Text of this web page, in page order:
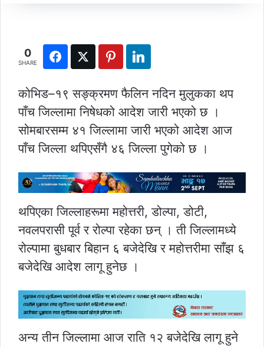
0
SHARE
कोभिड–१९ सङ्क्रमण फैलिन नदिन मुलुकका थप
पाँच जिल्लामा निषेधको आदेश जारी भएको छ ।
सोमबारसम्म ४१ जिल्लामा जारी भएको आदेश आज
पाँच जिल्ला थपिएसँगै ४६ जिल्ला पुगेको छ ।
थपिएका जिल्लाहरूमा महोत्तरी, डोल्पा, डोटी,
नवलपरासी पूर्व र रोल्पा रहेका छन् । ती जिल्लामध्ये
रोल्पामा बुधबार बिहान ६ बजेदेखि र महोत्तरीमा साँझ ६
बजेदेखि आदेश लागू हुनेछ ।
अन्य तीन जिल्लामा आज राति १२ बजेदेखि लागू हुने